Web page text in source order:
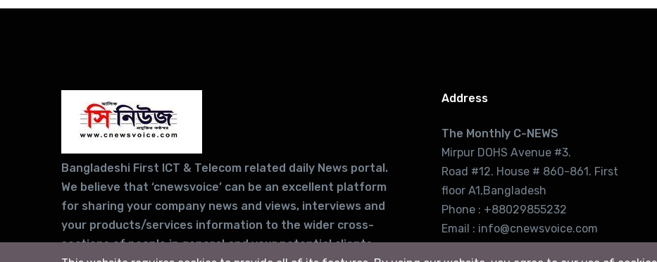
Bangladeshi First ICT & Telecom related daily News portal.
We believe that ‘cnewsvoice’ can be an excellent platform
for sharing your company news and views, interviews and
your products/services information to the wider cross-
sections of people in general and your potential clients
Address
The Monthly C-NEWS
Mirpur DOHS Avenue #3.
Road #12. House # 860-861. First
floor A1,Bangladesh
Phone : +88029855232
Email : info@cnewsvoice.com